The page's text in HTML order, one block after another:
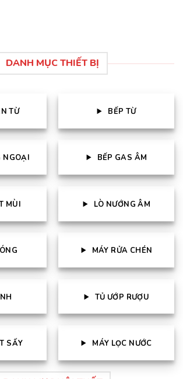
DANH MỤC THIẾT BỊ
TỪ BẾP TỪ
NGOẠI BẾP GAS ÂM
MÙI LÒ NƯỚNG ÂM
MÁY RỬA CHÉN
TỦ ƯỚP RƯỢU
SẤY MÁY LỌC NƯỚC